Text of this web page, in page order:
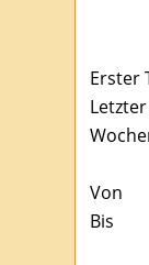
Erster
Von
Bis